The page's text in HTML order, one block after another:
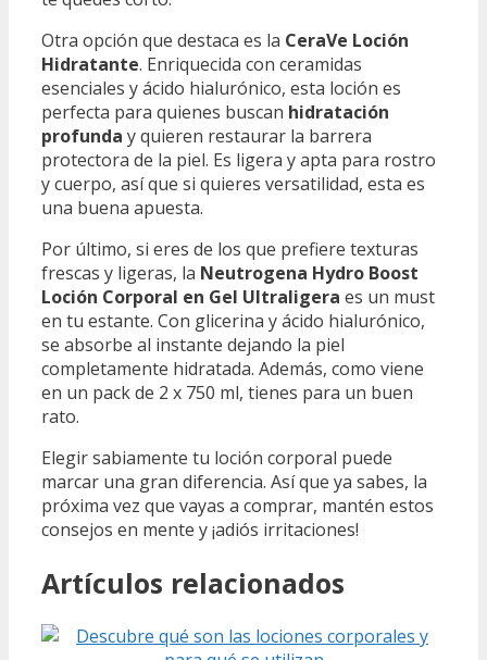
Otra opción que destaca es la CeraVe Loción
Hidratante. Enriquecida con ceramidas
esenciales y ácido hialurónico, esta loción es
perfecta para quienes buscan hidratación
profunda y quieren restaurar la barrera
protectora de la piel. Es ligera y apta para rostro
y cuerpo, así que si quieres versatilidad, esta es
una buena apuesta.
Por último, si eres de los que prefiere texturas
frescas y ligeras, la Neutrogena Hydro Boost
Loción Corporal en Gel Ultraligera es un must
en tu estante. Con glicerina y ácido hialurónico,
se absorbe al instante dejando la piel
completamente hidratada. Además, como viene
en un pack de 2 x 750 ml, tienes para un buen
rato.
Elegir sabiamente tu loción corporal puede
marcar una gran diferencia. Así que ya sabes, la
próxima vez que vayas a comprar, mantén estos
consejos en mente y ¡adiós irritaciones!
Artículos relacionados